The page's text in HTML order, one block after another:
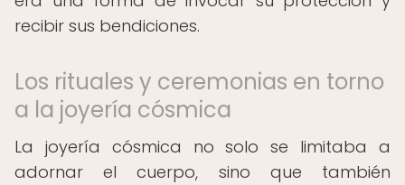
recibir sus bendiciones.
Los rituales y ceremonias en torno
a la joyería cósmica
La joyería cósmica no solo se limitaba a
adornar el cuerpo, sino que también